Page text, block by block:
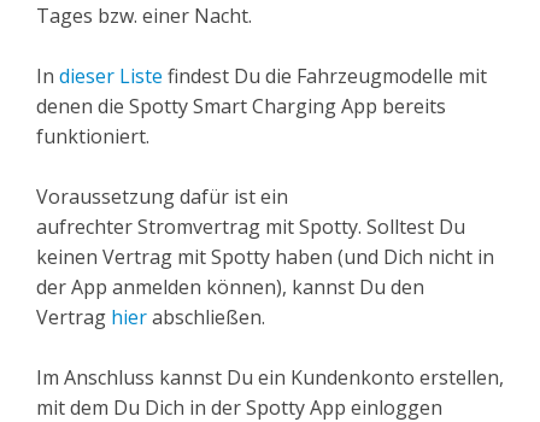
Tages bzw. einer Nacht.
In dieser Liste findest Du die Fahrzeugmodelle mit
denen die Spotty Smart Charging App bereits
funktioniert.
Voraussetzung dafür ist ein
aufrechter Stromvertrag mit Spotty. Solltest Du
keinen Vertrag mit Spotty haben (und Dich nicht in
der App anmelden können), kannst Du den
Vertrag hierabschließen.
Im Anschluss kannst Du ein Kundenkonto erstellen,
mit dem Du Dich in der Spotty App einloggen